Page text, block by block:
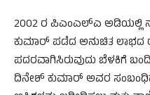
2002 ರ ಪಿಎಂಎಲ್‌ಎ ಅಡಿಯಲ್ಲಿ
ಕುಮಾರ್ ಪಡೆದ ಅನುಚಿತ ಲಾಭದ
ಪದರವಾಗಿಸಿರುವುದು ಬೆಳಕಿಗೆ
ದಿನೇಶ್ ಕುಮಾರ್ ಅವರ